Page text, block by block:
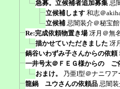
急募。立候補者追加募集 忌
立候補します 和志＠
立候補 忌闇装介＠秘宝
Re:完成依頼物置き場 冴月＠無
描かせていただきました 冴
鍋谷いわずみ子さんからの依頼
一井号太＠ＦＥＧ様からの ご
おまけ。
乃亜I型＠ナニワア
龍鍋 ユウさんの依頼品 忌闇